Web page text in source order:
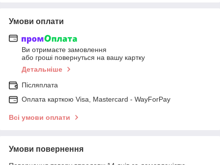
Умови оплати
Ви отримаєте замовлення
або гроші повернуться на вашу картку
Детальніше
Післяплата
Оплата карткою Visa, Mastercard - WayForPay
Всі умови оплати
Умови повернення